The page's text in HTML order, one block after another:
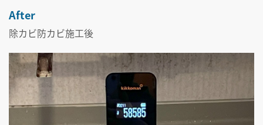
After
除カビ防カビ施工後